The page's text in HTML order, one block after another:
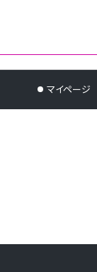
マイページ